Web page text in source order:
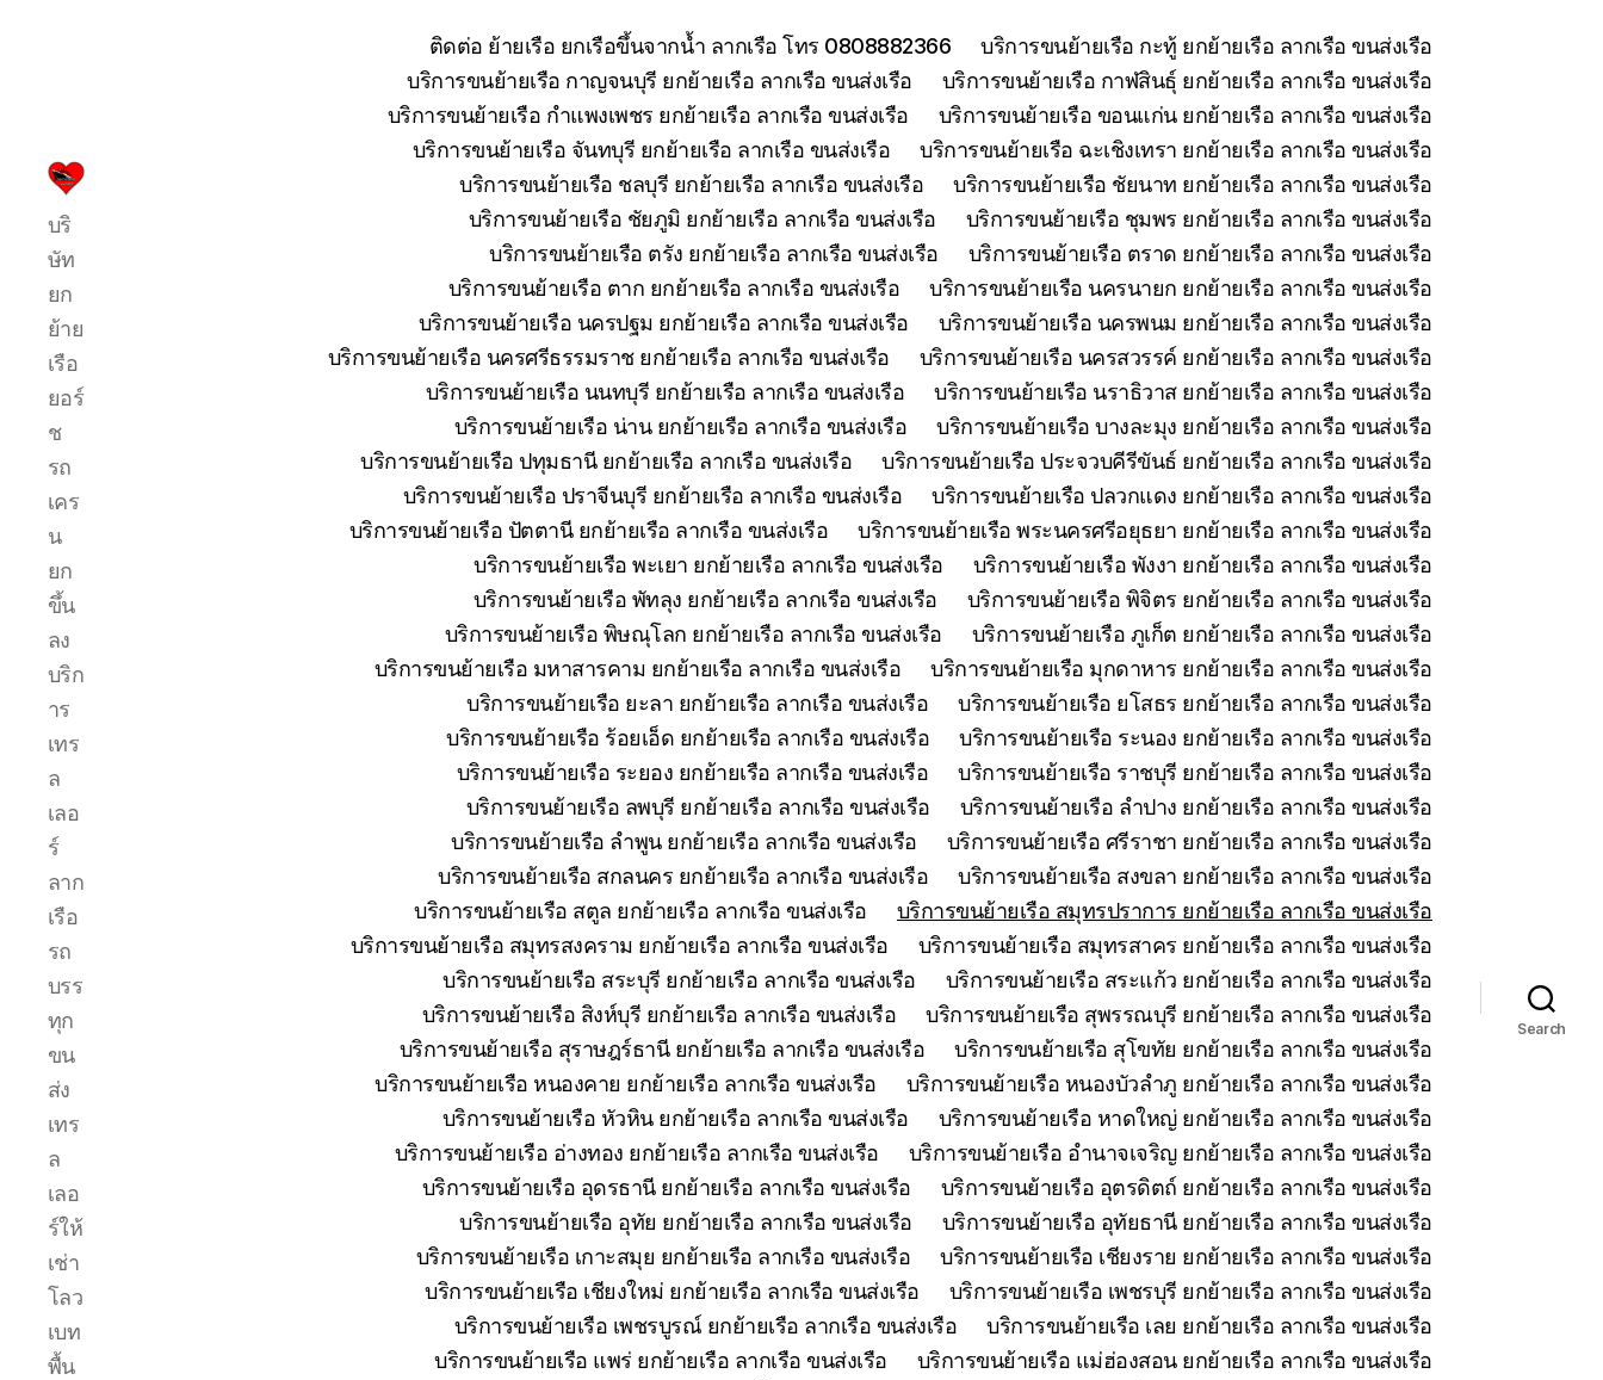
รับ
ขน
ย้าย
ใหญ่
เครน
ยก
ขึ้น
จาก
น้ำ
โทร
0818900005
บริษัท
เรา
เชี่ยวชาญ
งาน
ย้าย
เรือ
โดยตรง
เพื่อ
ตอบ
โจทย์
ความ
สะดวก
และ
ได้
มาตรฐาน
การ
ยก
ย้าย
เดิน
ทาง
ขนส่ง
เรือ
ให้
ถึงที่
หมาย
บริ
ษัท
ยก
ย้าย
เรือ
ยอร์
ช
รถ
เคร
น
ยก
ขึ้น
ลง
บริก
าร
เทร
ล
เลอ
ร์
ลาก
เรือ
รถ
บรร
ทุก
ขน
ส่ง
เทร
ล
เลอ
ร์ให้
เช่า
โลว
เบท
พื้น
ติดต่อ ย้ายเรือ ยกเรือขึ้นจากน้ำ ลากเรือ โทร 0808882366
บริการขนย้ายเรือ กะทู้ ยกย้ายเรือ ลากเรือ ขนส่งเรือ
บริการขนย้ายเรือ กาญจนบุรี ยกย้ายเรือ ลากเรือ ขนส่งเรือ
บริการขนย้ายเรือ กาฬสินธุ์ ยกย้ายเรือ ลากเรือ ขนส่งเรือ
บริการขนย้ายเรือ กำแพงเพชร ยกย้ายเรือ ลากเรือ ขนส่งเรือ
บริการขนย้ายเรือ ขอนแก่น ยกย้ายเรือ ลากเรือ ขนส่งเรือ
บริการขนย้ายเรือ จันทบุรี ยกย้ายเรือ ลากเรือ ขนส่งเรือ
บริการขนย้ายเรือ ฉะเชิงเทรา ยกย้ายเรือ ลากเรือ ขนส่งเรือ
บริการขนย้ายเรือ ชลบุรี ยกย้ายเรือ ลากเรือ ขนส่งเรือ
บริการขนย้ายเรือ ชัยนาท ยกย้ายเรือ ลากเรือ ขนส่งเรือ
บริการขนย้ายเรือ ชัยภูมิ ยกย้ายเรือ ลากเรือ ขนส่งเรือ
บริการขนย้ายเรือ ชุมพร ยกย้ายเรือ ลากเรือ ขนส่งเรือ
บริการขนย้ายเรือ ตรัง ยกย้ายเรือ ลากเรือ ขนส่งเรือ
บริการขนย้ายเรือ ตราด ยกย้ายเรือ ลากเรือ ขนส่งเรือ
บริการขนย้ายเรือ ตาก ยกย้ายเรือ ลากเรือ ขนส่งเรือ
บริการขนย้ายเรือ นครนายก ยกย้ายเรือ ลากเรือ ขนส่งเรือ
บริการขนย้ายเรือ นครปฐม ยกย้ายเรือ ลากเรือ ขนส่งเรือ
บริการขนย้ายเรือ นครพนม ยกย้ายเรือ ลากเรือ ขนส่งเรือ
บริการขนย้ายเรือ นครศรีธรรมราช ยกย้ายเรือ ลากเรือ ขนส่งเรือ
บริการขนย้ายเรือ นครสวรรค์ ยกย้ายเรือ ลากเรือ ขนส่งเรือ
บริการขนย้ายเรือ นนทบุรี ยกย้ายเรือ ลากเรือ ขนส่งเรือ
บริการขนย้ายเรือ นราธิวาส ยกย้ายเรือ ลากเรือ ขนส่งเรือ
บริการขนย้ายเรือ น่าน ยกย้ายเรือ ลากเรือ ขนส่งเรือ
บริการขนย้ายเรือ บางละมุง ยกย้ายเรือ ลากเรือ ขนส่งเรือ
บริการขนย้ายเรือ ปทุมธานี ยกย้ายเรือ ลากเรือ ขนส่งเรือ
บริการขนย้ายเรือ ประจวบคีรีขันธ์ ยกย้ายเรือ ลากเรือ ขนส่งเรือ
บริการขนย้ายเรือ ปราจีนบุรี ยกย้ายเรือ ลากเรือ ขนส่งเรือ
บริการขนย้ายเรือ ปลวกแดง ยกย้ายเรือ ลากเรือ ขนส่งเรือ
บริการขนย้ายเรือ ปัตตานี ยกย้ายเรือ ลากเรือ ขนส่งเรือ
บริการขนย้ายเรือ พระนครศรีอยุธยา ยกย้ายเรือ ลากเรือ ขนส่งเรือ
บริการขนย้ายเรือ พะเยา ยกย้ายเรือ ลากเรือ ขนส่งเรือ
บริการขนย้ายเรือ พังงา ยกย้ายเรือ ลากเรือ ขนส่งเรือ
บริการขนย้ายเรือ พัทลุง ยกย้ายเรือ ลากเรือ ขนส่งเรือ
บริการขนย้ายเรือ พิจิตร ยกย้ายเรือ ลากเรือ ขนส่งเรือ
บริการขนย้ายเรือ พิษณุโลก ยกย้ายเรือ ลากเรือ ขนส่งเรือ
บริการขนย้ายเรือ ภูเก็ต ยกย้ายเรือ ลากเรือ ขนส่งเรือ
บริการขนย้ายเรือ มหาสารคาม ยกย้ายเรือ ลากเรือ ขนส่งเรือ
บริการขนย้ายเรือ มุกดาหาร ยกย้ายเรือ ลากเรือ ขนส่งเรือ
บริการขนย้ายเรือ ยะลา ยกย้ายเรือ ลากเรือ ขนส่งเรือ
บริการขนย้ายเรือ ยโสธร ยกย้ายเรือ ลากเรือ ขนส่งเรือ
บริการขนย้ายเรือ ร้อยเอ็ด ยกย้ายเรือ ลากเรือ ขนส่งเรือ
บริการขนย้ายเรือ ระนอง ยกย้ายเรือ ลากเรือ ขนส่งเรือ
บริการขนย้ายเรือ ระยอง ยกย้ายเรือ ลากเรือ ขนส่งเรือ
บริการขนย้ายเรือ ราชบุรี ยกย้ายเรือ ลากเรือ ขนส่งเรือ
บริการขนย้ายเรือ ลพบุรี ยกย้ายเรือ ลากเรือ ขนส่งเรือ
บริการขนย้ายเรือ ลำปาง ยกย้ายเรือ ลากเรือ ขนส่งเรือ
บริการขนย้ายเรือ ลำพูน ยกย้ายเรือ ลากเรือ ขนส่งเรือ
บริการขนย้ายเรือ ศรีราชา ยกย้ายเรือ ลากเรือ ขนส่งเรือ
บริการขนย้ายเรือ สกลนคร ยกย้ายเรือ ลากเรือ ขนส่งเรือ
บริการขนย้ายเรือ สงขลา ยกย้ายเรือ ลากเรือ ขนส่งเรือ
บริการขนย้ายเรือ สตูล ยกย้ายเรือ ลากเรือ ขนส่งเรือ
บริการขนย้ายเรือ สมุทรปราการ ยกย้ายเรือ ลากเรือ ขนส่งเรือ
บริการขนย้ายเรือ สมุทรสงคราม ยกย้ายเรือ ลากเรือ ขนส่งเรือ
บริการขนย้ายเรือ สมุทรสาคร ยกย้ายเรือ ลากเรือ ขนส่งเรือ
บริการขนย้ายเรือ สระบุรี ยกย้ายเรือ ลากเรือ ขนส่งเรือ
บริการขนย้ายเรือ สระแก้ว ยกย้ายเรือ ลากเรือ ขนส่งเรือ
บริการขนย้ายเรือ สิงห์บุรี ยกย้ายเรือ ลากเรือ ขนส่งเรือ
บริการขนย้ายเรือ สุพรรณบุรี ยกย้ายเรือ ลากเรือ ขนส่งเรือ
บริการขนย้ายเรือ สุราษฎร์ธานี ยกย้ายเรือ ลากเรือ ขนส่งเรือ
บริการขนย้ายเรือ สุโขทัย ยกย้ายเรือ ลากเรือ ขนส่งเรือ
บริการขนย้ายเรือ หนองคาย ยกย้ายเรือ ลากเรือ ขนส่งเรือ
บริการขนย้ายเรือ หนองบัวลำภู ยกย้ายเรือ ลากเรือ ขนส่งเรือ
บริการขนย้ายเรือ หัวหิน ยกย้ายเรือ ลากเรือ ขนส่งเรือ
บริการขนย้ายเรือ หาดใหญ่ ยกย้ายเรือ ลากเรือ ขนส่งเรือ
บริการขนย้ายเรือ อ่างทอง ยกย้ายเรือ ลากเรือ ขนส่งเรือ
บริการขนย้ายเรือ อำนาจเจริญ ยกย้ายเรือ ลากเรือ ขนส่งเรือ
บริการขนย้ายเรือ อุดรธานี ยกย้ายเรือ ลากเรือ ขนส่งเรือ
บริการขนย้ายเรือ อุตรดิตถ์ ยกย้ายเรือ ลากเรือ ขนส่งเรือ
บริการขนย้ายเรือ อุทัย ยกย้ายเรือ ลากเรือ ขนส่งเรือ
บริการขนย้ายเรือ อุทัยธานี ยกย้ายเรือ ลากเรือ ขนส่งเรือ
บริการขนย้ายเรือ เกาะสมุย ยกย้ายเรือ ลากเรือ ขนส่งเรือ
บริการขนย้ายเรือ เชียงราย ยกย้ายเรือ ลากเรือ ขนส่งเรือ
บริการขนย้ายเรือ เชียงใหม่ ยกย้ายเรือ ลากเรือ ขนส่งเรือ
บริการขนย้ายเรือ เพชรบุรี ยกย้ายเรือ ลากเรือ ขนส่งเรือ
บริการขนย้ายเรือ เพชรบูรณ์ ยกย้ายเรือ ลากเรือ ขนส่งเรือ
บริการขนย้ายเรือ เลย ยกย้ายเรือ ลากเรือ ขนส่งเรือ
บริการขนย้ายเรือ แพร่ ยกย้ายเรือ ลากเรือ ขนส่งเรือ
บริการขนย้ายเรือ แม่ฮ่องสอน ยกย้ายเรือ ลากเรือ ขนส่งเรือ
Search